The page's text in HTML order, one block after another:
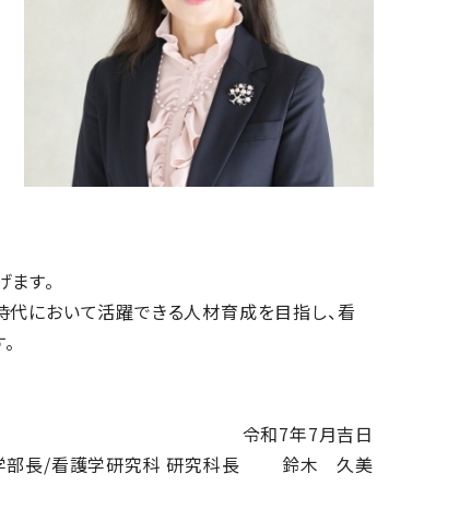
す。
において活躍できる人材育成を目指し、看
令和7年7月吉日
部長/看護学研究科 研究科長 鈴木 久美